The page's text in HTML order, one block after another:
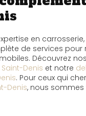
en carrosserie,
de services pour
Découvrez
Denis et notre
. Pour ceux qui
Denis, nous